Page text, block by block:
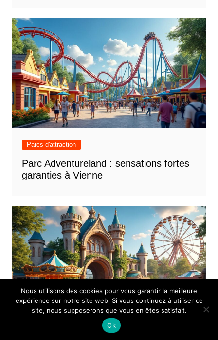
Parcs d'attraction
Parc Adventureland : sensations fortes
garanties à Vienne
Nous utilisons des cookies pour vous garantir la meilleure
expérience sur notre site web. Si vous continuez à utiliser ce
site, nous supposerons que vous en êtes satisfait.
Ok